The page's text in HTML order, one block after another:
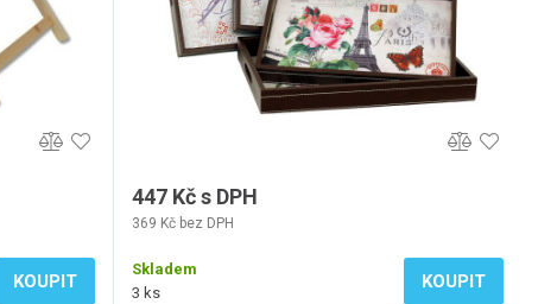
KOUPIT
447 Kč s DPH
369 Kč bez DPH
Skladem
3 ks
KOUPIT